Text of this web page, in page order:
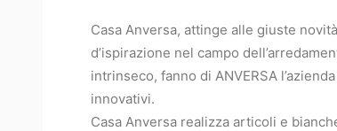
Casa Anversa, attinge alle giuste
d’ispirazione nel campo
intrinseco, fanno di ANVERSA
innovativi.
Casa Anversa realizza articoli e